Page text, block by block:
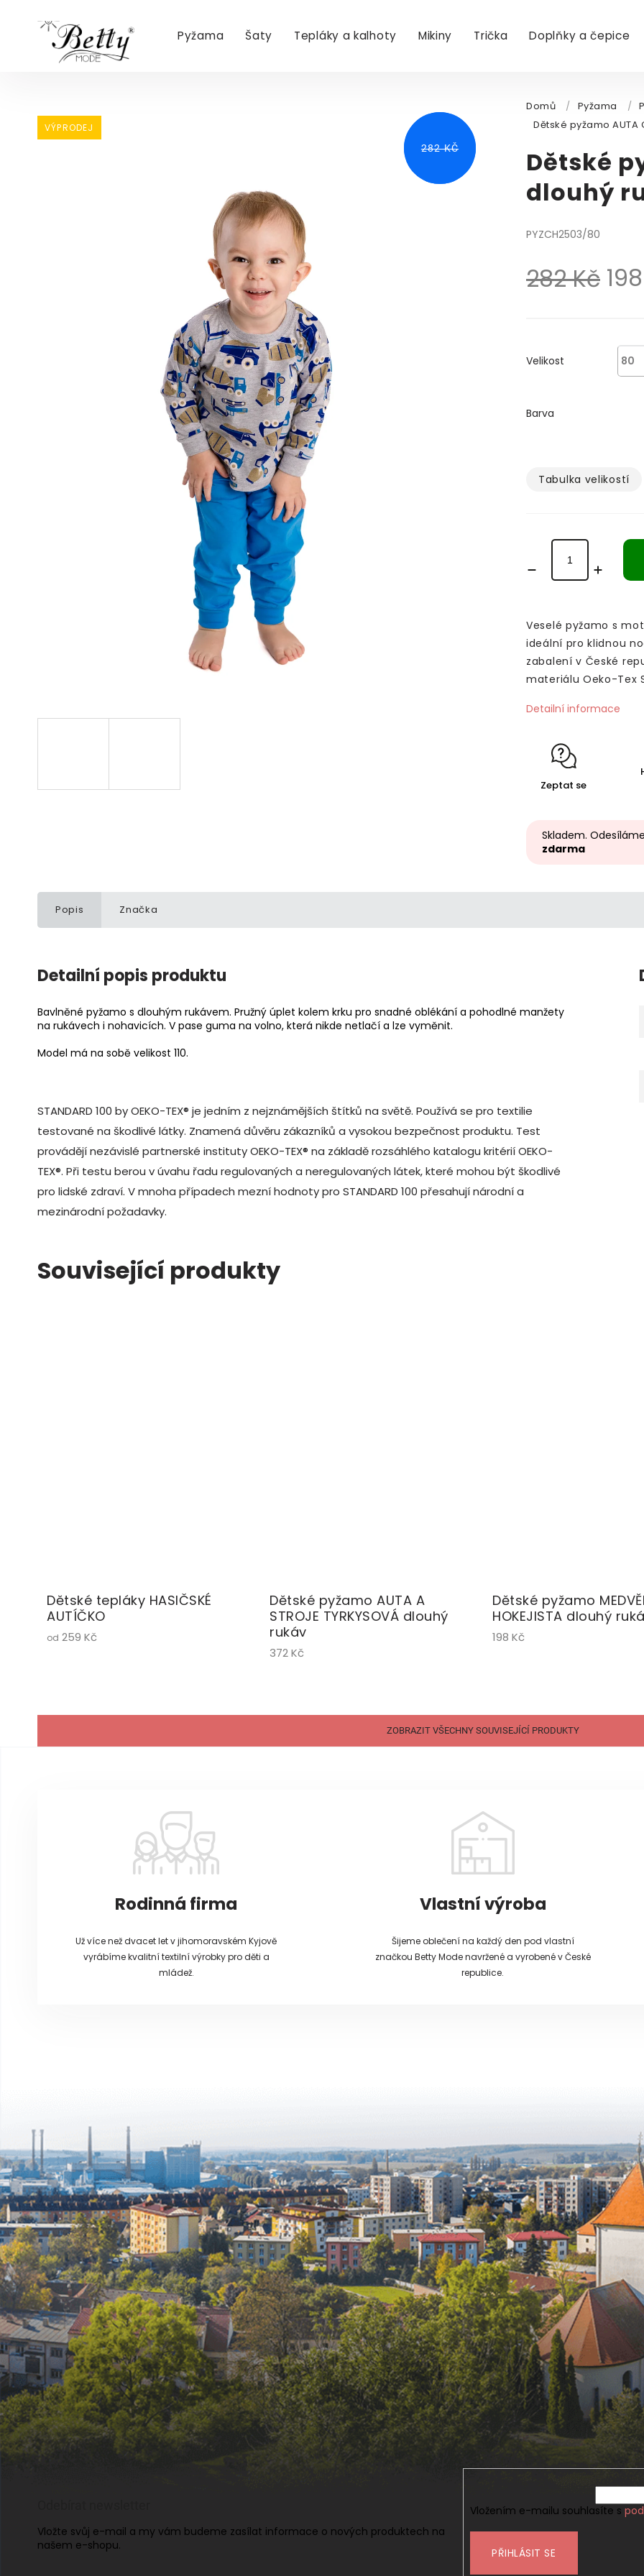
Pyžama Šaty Tepláky a kalhoty Mikiny Trička Doplňky a čepice
VÝPRODEJ
282 KČ
VÝPRODEJ
282 KČ
Domů / Pyžama /
Dětské pyžamo AUTA
Dětské
dlouhý
PYZCH2503/80
282 Kč
Velikost
Barva
Tabulka velikostí­
Veselé pyžamo s
ideální pro klidnou
zabalení v České
materiálu Oeko-Tex
Detailní informace
Zeptat se
Skladem.
zdarma
Popis Značka
Detailní popis produktu
Bavlněné pyžamo s dlouhým rukávem. Pružný úplet kolem krku pro snadné oblékání a pohodlné manžety
na rukávech i nohavicích. V pase guma na volno, která nikde netlačí a lze vyměnit.
Model má na sobě velikost 110.
STANDARD 100 by OEKO-TEX® je jedním z nejznámějších štítků na světě. Používá se pro textilie
testované na škodlivé látky. Znamená důvěru zákazníků a vysokou bezpečnost produktu. Test
provádějí nezávislé partnerské instituty OEKO-TEX® na základě rozsáhlého katalogu kritérií OEKO-
TEX®. Při testu berou v úvahu řadu regulovaných a neregulovaných látek, které mohou být škodlivé
pro lidské zdraví. V mnoha případech mezní hodnoty pro STANDARD 100 přesahují národní a
mezinárodní požadavky.
Související produkty
Dětské tepláky HASIČSKÉ
AUTÍČKO
od 259 Kč
Dětské pyžamo AUTA A
STROJE TYRKYSOVÁ dlouhý
rukáv
372 Kč
Dětské pyžamo
HOKEJISTA dlouhý
198 Kč
ZOBRAZIT VŠECHNY SOUVISEJÍCÍ PRODUKTY
Rodinná firma
Už více než dvacet let v jihomoravském Kyjově
vyrábíme kvalitní textilní výrobky pro děti a
mládež.
Vlastní výroba
Šijeme oblečení na každý den pod vlastní
značkou Betty Mode navržené a vyrobené v České
republice.
Vložte svůj e-mail a my vám budeme zasílat informace o nových produktech na
našem e-shopu.
Vložením e-mailu souhlasíte s
PŘIHLÁSIT SE